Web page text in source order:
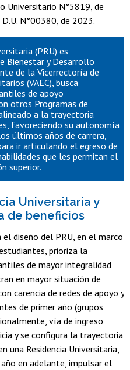
Universitario N°5819, de
N°00380, de 2023.
(PRU) es
Bienestar y Desarrollo
de la Vicerrectoría de
(VAEC), busca
de apoyo
otros Programas de
a la trayectoria
favoreciendo su autonomía
últimos años de carrera,
ir articulando el egreso de
que les permitan el
superior.
Universitaria y
de beneficios
diseño del PRU, en el marco
prioriza la
de mayor integralidad
en mayor situación de
carencia de redes de apoyo y
de primer año (grupos
vía de ingreso
y se configura la trayectoria
una Residencia Universitaria,
en adelante, impulsar el